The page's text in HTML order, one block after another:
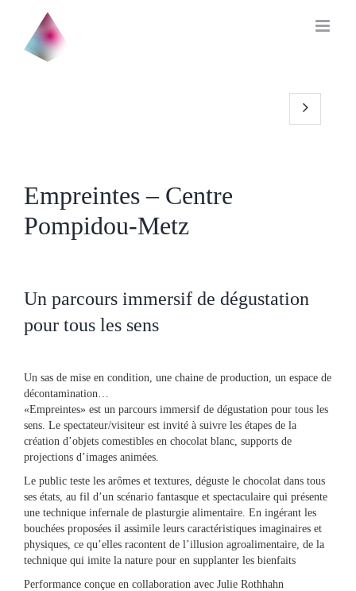
content
Empreintes – Centre
Pompidou-Metz
Un parcours immersif de dégustation
pour tous les sens
Un sas de mise en condition, une chaine de production, un espace de
décontamination…
«Empreintes» est un parcours immersif de dégustation pour tous les
sens. Le spectateur/visiteur est invité à suivre les étapes de la
création d’objets comestibles en chocolat blanc, supports de
projections d’images animées.
Le public teste les arômes et textures, déguste le chocolat dans tous
ses états, au fil d’un scénario fantasque et spectaculaire qui présente
une technique infernale de plasturgie alimentaire. En ingérant les
bouchées proposées il assimile leurs caractéristiques imaginaires et
physiques, ce qu’elles racontent de l’illusion agroalimentaire, de la
technique qui imite la nature pour en supplanter les bienfaits
Performance conçue en collaboration avec Julie Rothhahn